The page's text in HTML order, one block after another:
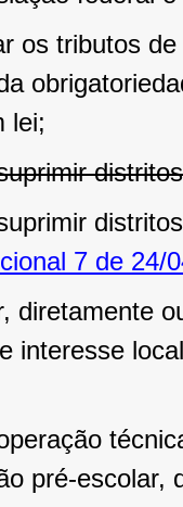
os tributos
lei;
7 de 24/
diretamente
interesse
pré-escolar,